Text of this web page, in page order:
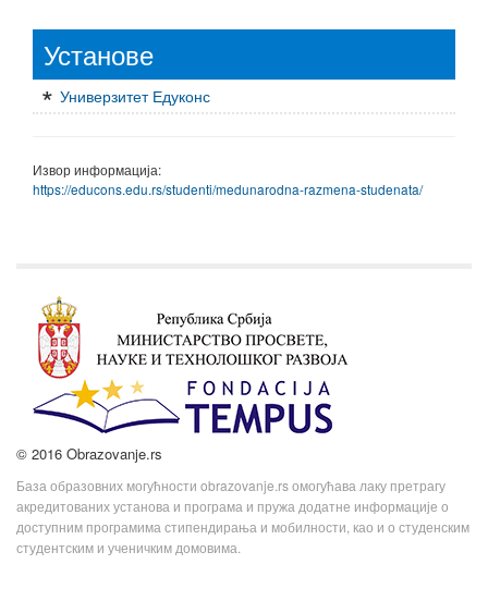
Установе
Универзитет Едуконс
Извор информација:
https://educons.edu.rs/studenti/medunarodna-razmena-studenata/
© 2016 Obrazovanje.rs
База образовних могућности obrazovanje.rs омогућава лаку претрагу
акредитованих установа и програма и пружа додатне информације о
доступним програмима стипендирања и мобилности, као и о студенским
студентским и ученичким домовима.